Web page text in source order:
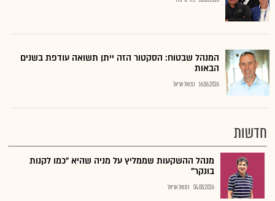
המנהל שבטוח: הסקטור הזה ייתן תשואה עודפת בשנים
הבאות
16.06.2026 נתנאל אריאל
חדשות
מנהל ההשקעות שממליץ על מניה שהיא "כמו לקנות
בונקר"
04.08.2026 נתנאל אריאל